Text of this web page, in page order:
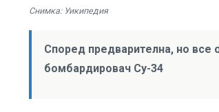
Снимка: Уикипедия
Според предварителна, но
бомбардировач Су-34